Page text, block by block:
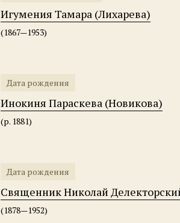
Игумения Тамара (Лихарева)
(1867—1953)
Дата рождения
Инокиня Параскева (Новикова)
(р. 1881)
Дата рождения
Священник Николай
(1878—1952)